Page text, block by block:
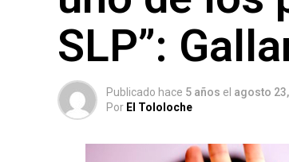
SLP”:
Publicado hace 5 años el agosto
Por El Tololoche